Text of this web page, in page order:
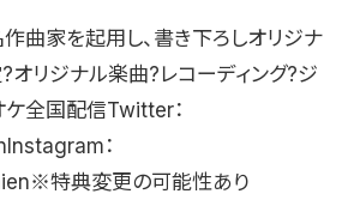
作曲家を起用し、書き下ろしオリジナ
オリジナル楽曲?レコーディング?ジ
ケ全国配信Twitter：
：
特典変更の可能性あり